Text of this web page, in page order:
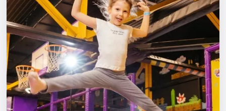
Спорт
События
Города
Площадки